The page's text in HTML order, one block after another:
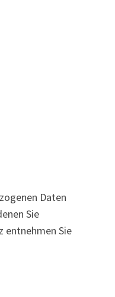
Daten
Sie
entnehmen Sie